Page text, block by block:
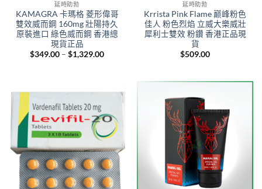
延時助勃
KAMAGRA 卡瑪格 菱形偉哥
雙效威而鋼 160mg 壯陽持久
原裝進口 綠色威而鋼 香港總
現貨正品
$349.00 – $1,329.00Price
延時助勃
Krrista Pink Flame 巅峰粉色
佳人 粉色烈焰 立威大樂威壯
犀利士雙效 粉鑽 香港正品現
貨
$509.00